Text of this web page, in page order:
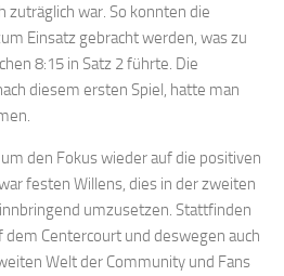
zuträglich war. So konnten die
Einsatz gebracht werden, was zu
8:15 in Satz 2 führte. Die
diesem ersten Spiel, hatte man
den Fokus wieder auf die positiven
festen Willens, dies in der zweiten
umzusetzen. Stattfinden
Centercourt und deswegen auch
Welt der Community und Fans